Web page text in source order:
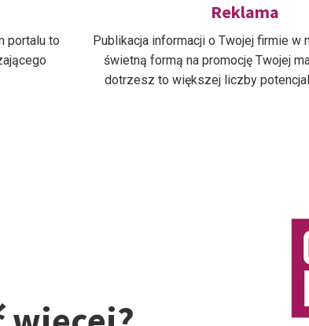
portalu to
Reklama
Publikacja informacji o Twojej firmie w
świetną formą na promocję Twojej
dotrzesz to większej liczby